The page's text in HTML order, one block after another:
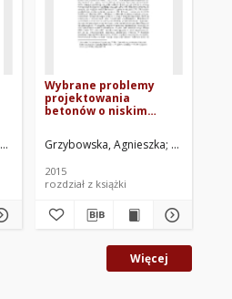
Mrozik, Łukasz Podhorecki, Adam
Wybrane problemy
projektowania
betonów o niskim
spoiwowym
Grzybowska, Agnieszka Szałajda,
2015
rozdział z książki
Więcej